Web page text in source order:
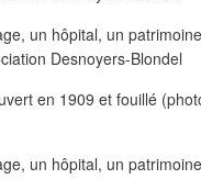
en 1909 et fouillé